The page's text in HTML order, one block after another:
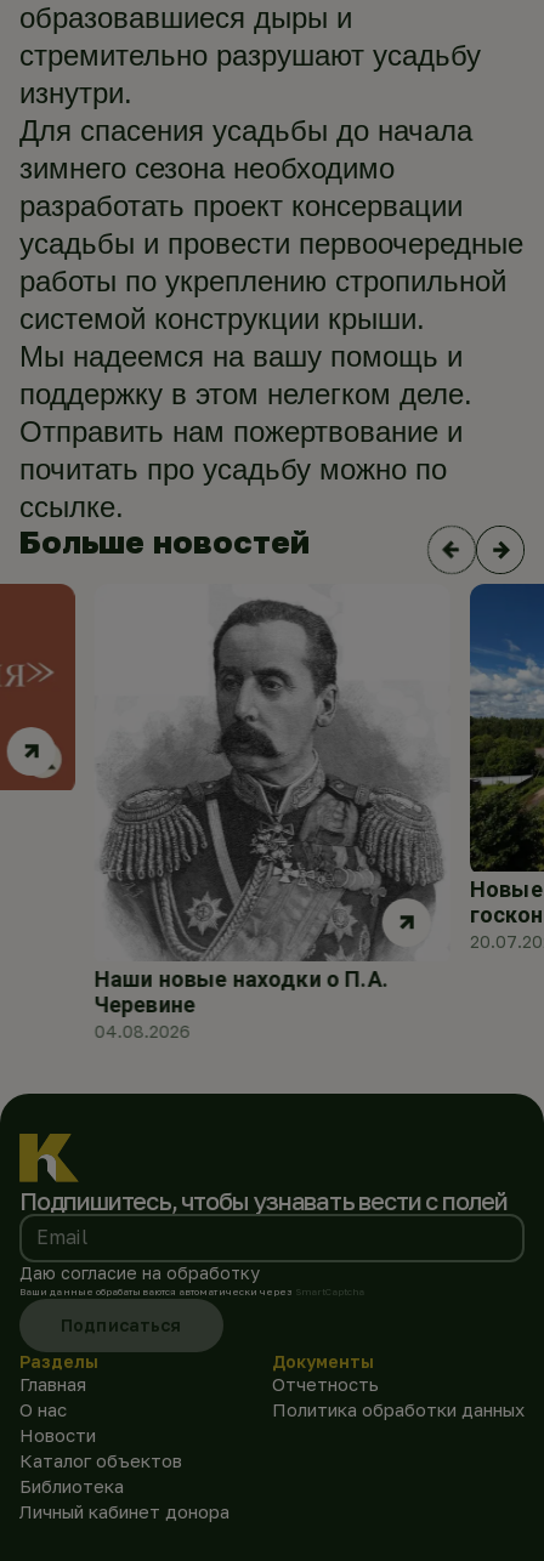
образовавшиеся дыры и
стремительно разрушают усадьбу
изнутри.
Для спасения усадьбы до начала
зимнего сезона необходимо
разработать проект консервации
усадьбы и провести первоочередные
работы по укреплению стропильной
системой конструкции крыши.
Мы надеемся на вашу помощь и
поддержку в этом нелегком деле.
Отправить нам пожертвование и
почитать про усадьбу можно по
ссылке.
Больше новостей
Наши новые находки о П.А.
Черевине
04.08.2026
Новые
Подпишитесь, чтобы узнавать вести с полей
Email
Даю согласие на обработку
Ваши данные обрабатываются автоматически через SmartCaptcha
Подписаться
Разделы
Главная
О нас
Новости
Каталог объектов
Библиотека
Личный кабинет донора
Документы
Отчетность
Политика обработки данных